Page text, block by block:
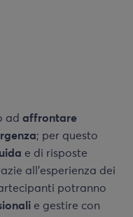
ad affrontare
; per questo
e di risposte
all’esperienza dei
potranno
e gestire con